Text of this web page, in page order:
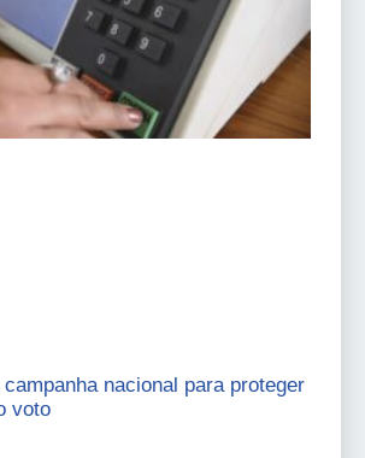
nacional para proteger
voto